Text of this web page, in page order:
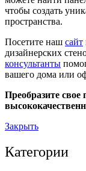
чтобы создать
пространства.
Посетите наш сайт
дизайнерских
консультанты
вашего дома или
Преобразите
Закрыть
Категории